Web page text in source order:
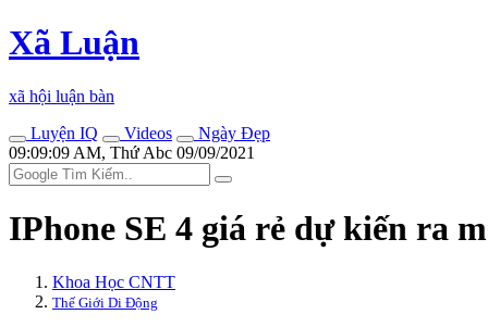
Xã Luận
xã hội luận bàn
Luyện IQ
Videos
Ngày Đẹp
09:09:09 AM, Thứ Abc 09/09/2021
IPhone SE 4 giá rẻ dự kiến ra
Khoa Học CNTT
Thế Giới Di Động